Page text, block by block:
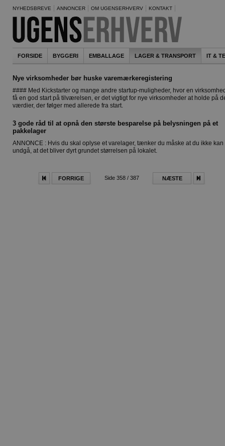
NYHEDSBREVE ANNONCER OM UGENSERHVERV KONTAKT
FORSIDE BYGGERI EMBALLAGE LAGER & TRANSPORT IT &
Nye virksomheder bør huske varemærkeregistering
#### Med Kickstarter og mange andre startup-muligheder, hvor en
få en god start på tilværelsen, er det vigtigt for nye virksomheder at holde på
værdier, der følger med allerede fra start.
3 gode råd til at opnå den største besparelse på belysningen på et
pakkelager
ANNONCE : Hvis du skal oplyse et varelager, tænker du måske at du ikke kan
undgå, at det bliver dyrt grundet størrelsen på lokalet.
FORRIGE Side 358 / 387 NÆSTE